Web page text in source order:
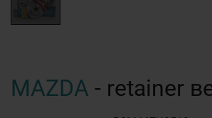
MAZDA - retainer